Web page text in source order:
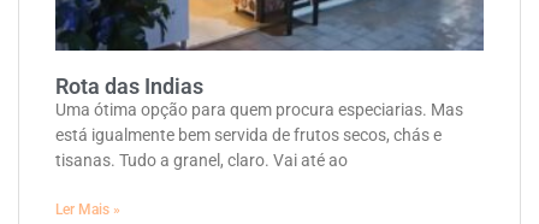
Rota das Indias
Uma ótima opção para quem procura especiarias. Mas
está igualmente bem servida de frutos secos, chás e
tisanas. Tudo a granel, claro. Vai até ao
Ler Mais »